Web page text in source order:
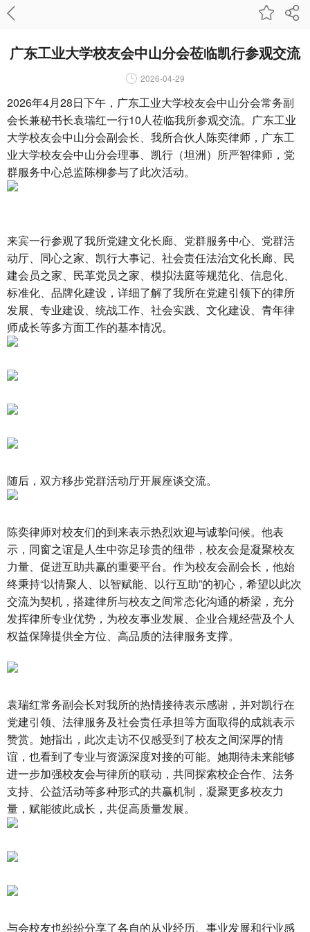
广东工业大学校友会中山分会莅临凯行参观交流
2026-04-29
2026年4月28日下午，广东工业大学校友会中山分会常务副
会长兼秘书长袁瑞红一行10人莅临我所参观交流。广东工业
大学校友会中山分会副会长、我所合伙人陈奕律师，广东工
业大学校友会中山分会理事、凯行（坦洲）所严智律师，党
群服务中心总监陈柳参与了此次活动。
来宾一行参观了我所党建文化长廊、党群服务中心、党群活
动厅、同心之家、凯行大事记、社会责任法治文化长廊、民
建会员之家、民革党员之家、模拟法庭等规范化、信息化、
标准化、品牌化建设，详细了解了我所在党建引领下的律所
发展、专业建设、统战工作、社会实践、文化建设、青年律
师成长等多方面工作的基本情况。
随后，双方移步党群活动厅开展座谈交流。
陈奕律师对校友们的到来表示热烈欢迎与诚挚问候。他表
示，同窗之谊是人生中弥足珍贵的纽带，校友会是凝聚校友
力量、促进互助共赢的重要平台。作为校友会副会长，他始
终秉持“以情聚人、以智赋能、以行互助”的初心，希望以此次
交流为契机，搭建律所与校友之间常态化沟通的桥梁，充分
发挥律所专业优势，为校友事业发展、企业合规经营及个人
权益保障提供全方位、高品质的法律服务支撑。
袁瑞红常务副会长对我所的热情接待表示感谢，并对凯行在
党建引领、法律服务及社会责任承担等方面取得的成就表示
赞赏。她指出，此次走访不仅感受到了校友之间深厚的情
谊，也看到了专业与资源深度对接的可能。她期待未来能够
进一步加强校友会与律所的联动，共同探索校企合作、法务
支持、公益活动等多种形式的共赢机制，凝聚更多校友力
量，赋能彼此成长，共促高质量发展。
与会校友也纷纷分享了各自的从业经历、事业发展和行业感